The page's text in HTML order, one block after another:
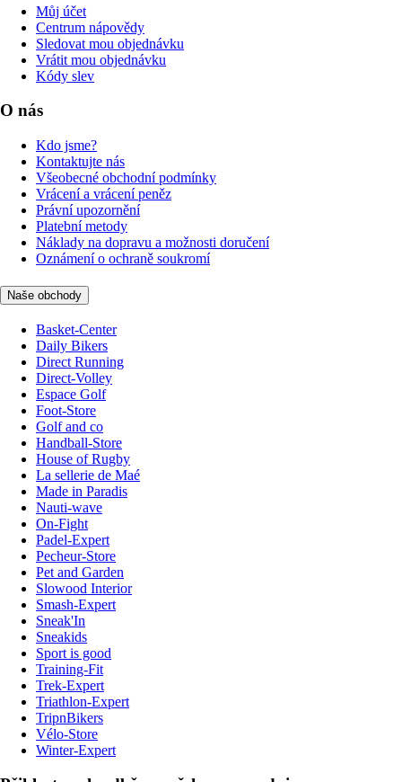
Můj účet
Centrum nápovědy
Sledovat mou objednávku
Vrátit mou objednávku
Kódy slev
O nás
Kdo jsme?
Kontaktujte nás
Všeobecné obchodní podmínky
Vrácení a vrácení peněz
Právní upozornění
Platební metody
Náklady na dopravu a možnosti doručení
Oznámení o ochraně soukromí
Naše obchody
Basket-Center
Daily Bikers
Direct Running
Direct-Volley
Espace Golf
Foot-Store
Golf and co
Handball-Store
House of Rugby
La sellerie de Maé
Made in Paradis
Nauti-wave
On-Fight
Padel-Expert
Pecheur-Store
Pet and Garden
Slowood Interior
Smash-Expert
Sneak'In
Sneakids
Sport is good
Training-Fit
Trek-Expert
Triathlon-Expert
TripnBikers
Vélo-Store
Winter-Expert